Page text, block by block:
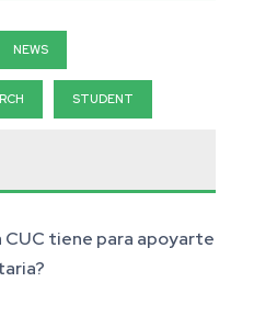
NEWS
STUDENT
tiene para apoyarte